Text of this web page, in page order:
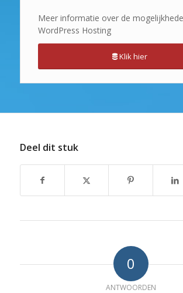
Meer informatie over de
WordPress Hosting
Klik hier
Deel dit stuk
0
ANTWOORDEN